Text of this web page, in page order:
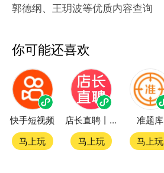
郭德纲、王玥波等优质内容查询
你可能还喜欢
快手短视频
马上玩
店长直聘丨求职招聘找工作
马上玩
准题库
马上玩